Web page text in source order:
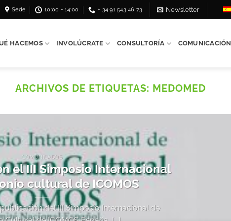
Sede 10:00 - 14:00 + 34 91 543 46 73 Newsletter
HACEMOS INVOLÚCRATE CONSULTORÍA COMUNICACIÓN
ARCHIVOS DE ETIQUETAS: MEDOMED
COMUNICADOS
el III Simposio Internacional
cultural de ICOMOS
del III Simposio Internacional de